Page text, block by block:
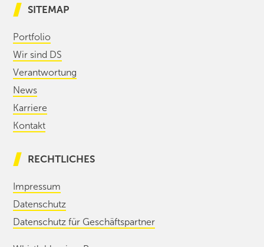
SITEMAP
Portfolio
Wir sind DS
Verantwortung
News
Karriere
Kontakt
RECHTLICHES
Impressum
Datenschutz
Datenschutz für Geschäftspartner